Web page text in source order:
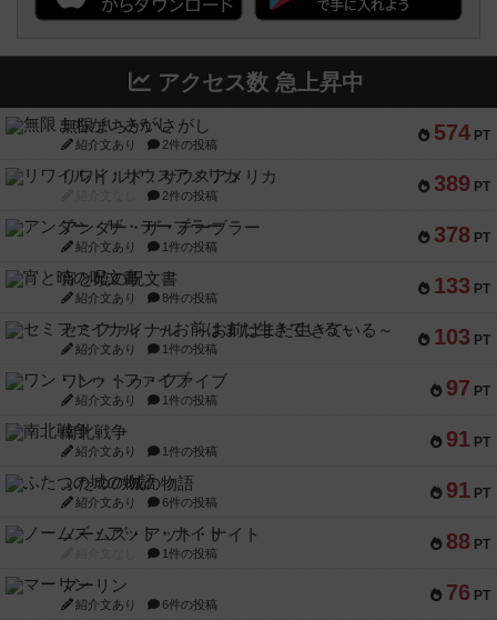
アクセス数 急上昇中
574 PT
無限まちがいさがし
紹介文あり 2件の投稿
389 PT
リワイルド：サウスアメリカ
2件の投稿
378 PT
アンダー・ザ・テーブラー
紹介文あり 1件の投稿
133 PT
宵と暁の呪文書
紹介文あり 8件の投稿
103 PT
セミファイナル ～お前はまだ生きている～
紹介文あり 1件の投稿
97 PT
ワン・トゥ・ファイブ
紹介文あり 1件の投稿
91 PT
南北戦争
紹介文あり 1件の投稿
91 PT
ふたつの城の物語
紹介文あり 6件の投稿
88 PT
ノームズ・アット・ナイト
1件の投稿
76 PT
マーリン
紹介文あり 6件の投稿